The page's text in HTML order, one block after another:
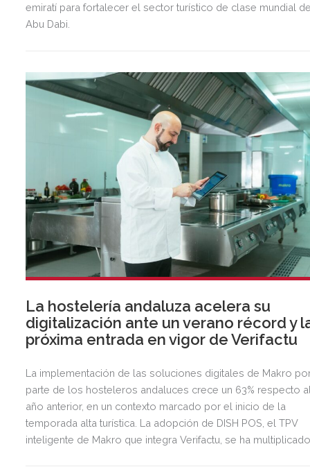
emiratí para fortalecer el sector turístico de clase mundial
Abu Dabi.
La hostelería andaluza acelera su
digitalización ante un verano récord y
próxima entrada en vigor de Verifactu
La implementación de las soluciones digitales de Makro
parte de los hosteleros andaluces crece un 63% respecto
año anterior, en un contexto marcado por el inicio de la
temporada alta turística. La adopción de DISH POS, el TPV
inteligente de Makro que integra Verifactu, se ha